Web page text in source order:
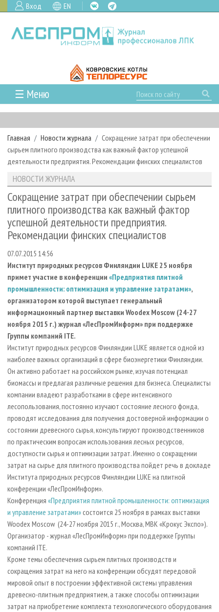
Вход EN
☰ Меню
ГЛАВНАЯ
РУБРИКИ И ТЕМЫ
РУБРИКИ ЖУРНАЛА
ЛЕСНОЕ ХОЗЯЙСТВО
ЛЕСОЗАГОТОВКА
ЛЕСОПИЛЕНИЕ
ДЕРЕВООБРАБОТКА
СУШКА ДРЕВЕСИНЫ
ПРОИЗВОДСТВО ДРЕВЕСНЫХ ПЛИТ
ДЕРЕВЯННОЕ ДОМОСТРОЕНИЕ
ПРОИЗВОДСТВО МЕБЕЛИ
БИОЭНЕРГЕТИКА
ИНСТРУМЕНТ И МАТЕРИАЛЫ
НОВОСТИ
КАЛЕНДАРЬ СОБЫТИЙ
НОВОСТИ ЛПК
НОВОСТИ ЖУРНАЛА
НОВОСТИ КОМПАНИЙ
ПРОЕКТЫ ЛПИ
АНАЛИТИКА
ПРЕДПРИЯТИЯ ЛПК
ЛЕСНЫЕ РЕГИОНЫ РОССИИ
ПЕРСОНЫ
МОБИЛЬНЫЕ ВЫСТАВКИ
ОФИЦИАЛЬНЫЕ ДЕЛЕГАЦИИ
ПРИОРИТЕТНЫЕ ИНВЕСТПРОЕКТЫ
RUSSIAN FORESTRY REVIEW
ГАЗЕТА ЛЕСПРОМФОРУМ
БИБЛИОТЕКА СПЕЦИАЛИСТА
АРХИВ
АРХИВ ЖУРНАЛОВ
СТАТЬИ
О ЖУРНАЛЕ
ПОДПИСКА
КОНТАКТЫ
РЕКЛАМОДАТЕЛЯМ
РЕКЛАМА
РЕКЛАМА НА САЙТЕ
Главная Новости журнала
Сокращение затрат при обеспечении
сырьем плитного производства как важный фактор успешной
деятельности предприятия. Рекомендации финских специалистов
НОВОСТИ ЖУРНАЛА
Сокращение затрат при обеспечении сырьем
плитного производства как важный фактор
успешной деятельности предприятия.
Рекомендации финских специалистов
07.07.2015 14:56
Институт природных ресурсов Финляндии LUKE 25 ноября
примет участие в конференции «Предприятия плитной
промышленности: оптимизация и управление затратами»,
организатором которой выступает генеральный
информационный партнер выставки Woodex Moscow (24-27
ноября 2015 г.) журнал «ЛесПромИнформ» при поддержке
Группы компаний ITE.
Институт природных ресурсов Финляндии LUKE является одной из
наиболее важных организаций в сфере биоэнергетики Финляндии.
Он активно работает на российском рынке, изучая потенциал
биомассы и предлагая различные решения для бизнеса. Специалисты
компании владеют разработками в сфере интенсивного
лесопользования, постоянно изучают состояние лесного фонда,
проводят исследования для получения достоверной информации о
состоянии древесного сырья, консультируют производственников
по практическим вопросам использования лесных ресурсов,
доступности сырья и оптимизации затрат. Именно о сокращении
затрат на сырье для плитного производства пойдет речь в докладе
Института природных ресурсов Финляндии LUKE на плитной
конференции «ЛесПромИнформ».
Конференция «Предприятия плитной промышленности: оптимизация
и управление затратами» состоится 25 ноября в рамках выставки
Woodex Moscow (24-27 ноября 2015 г., Москва, МВК «Крокус Экспо»).
Организатор - журнал «ЛесПромИнформ» при поддержке Группы
компаний ITE.
Кроме темы обеспечения сырьем плитных производств и
сокращения затрат на него на конференции обсудят передовой
мировой опыт в построении эффективной системы управления
древесно-плитным предприятием, а также способы оптимизации
затрат на приобретение комплекта технологического оборудования